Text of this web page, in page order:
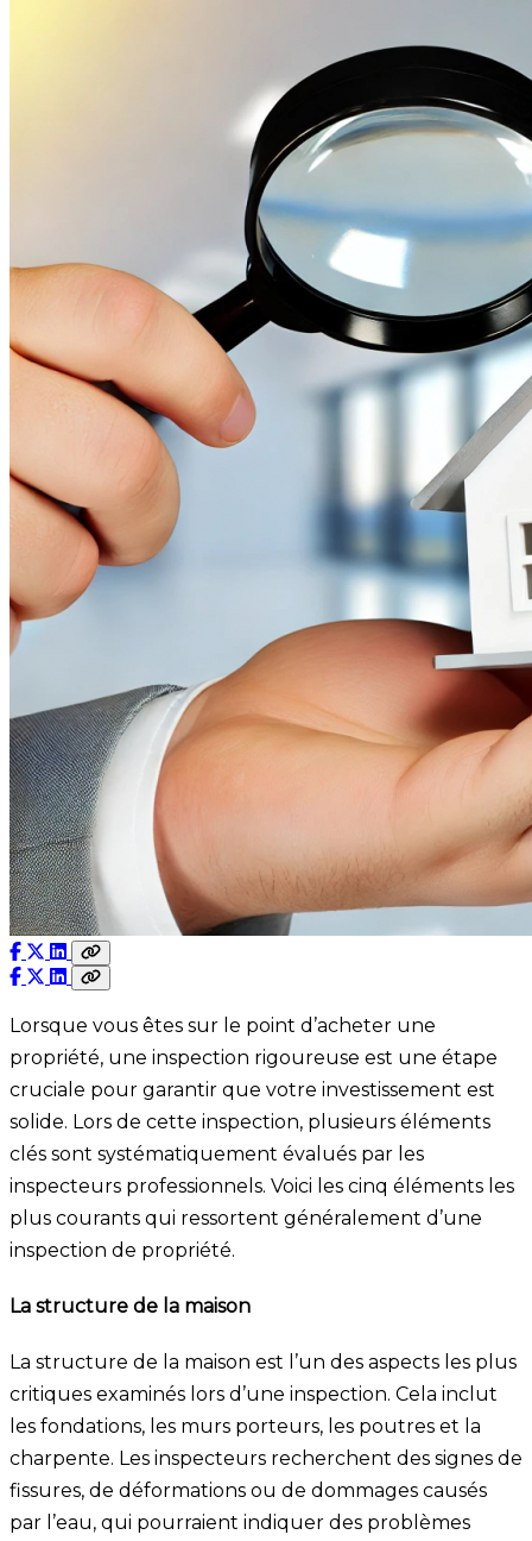
Lorsque vous êtes sur le point d’acheter une
propriété, une inspection rigoureuse est une étape
cruciale pour garantir que votre investissement est
solide. Lors de cette inspection, plusieurs éléments
clés sont systématiquement évalués par les
inspecteurs professionnels. Voici les cinq éléments les
plus courants qui ressortent généralement d’une
inspection de propriété.
La structure de la maison
La structure de la maison est l’un des aspects les plus
critiques examinés lors d’une inspection. Cela inclut
les fondations, les murs porteurs, les poutres et la
charpente. Les inspecteurs recherchent des signes de
fissures, de déformations ou de dommages causés
par l’eau, qui pourraient indiquer des problèmes